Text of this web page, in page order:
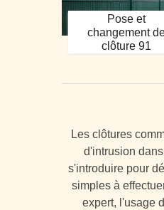
Pose et
changement
clôture 91
Les clôtures
d'intrusion
s'introduire pour
simples à
expert, l'usage